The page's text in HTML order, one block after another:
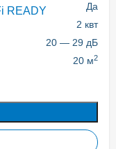
Да
2 квт
20 — 29 дБ
20 м2